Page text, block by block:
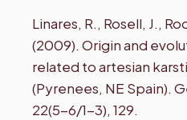
Linares, R., Rosell, J.,
(2009). Origin and
related to artesian
(Pyrenees, NE Spain).
22(5-6/1-3), 129.